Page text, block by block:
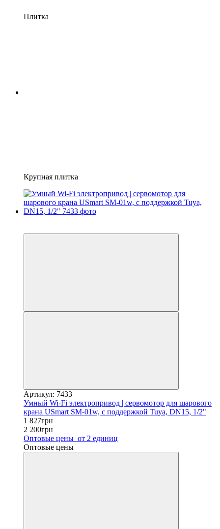
Плитка
Крупная плитка
Артикул: 7433
Умный Wi-Fi электропривод | сервомотор для шарового
крана USmart SM-01w, с поддержкой Tuya, DN15, 1/2"
1 827грн
2 200грн
Оптовые цены от 2 единиц
Оптовые цены